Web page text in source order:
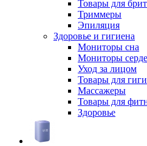
Товары для
Триммеры
Эпиляция
Здоровье и гигиена
Мониторы сна
Мониторы
Уход за лицом
Товары для
Массажеры
Товары для
Здоровье